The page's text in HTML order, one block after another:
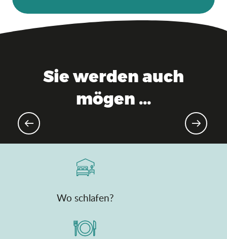
Sie werden auch
mögen ...
Wo schlafen?